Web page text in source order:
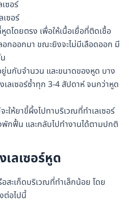
ซอร์
ซอร์
ดโดยตรง เพื่อให้เนื้อเยื่อที่ติดเชื้อ
กออกมา ขณะยิงจะไม่มีเลือดออก มี
ยู่นกับจำนวน และขนาดของหูด บาง
เลเซอร์ซ้ำทุก 3-4 สัปดาห์ จนกว่าหูด
ะให้ยาขี้ผึ้งไปทาบริเวณที่ทำเลเซอร์
กฟื้น และกลับไปทำงานได้ตามปกติ
ลเซอร์หูด
สะเก็ดบริเวณที่ทำเล็กน้อย โดย
ต่อไปนี้